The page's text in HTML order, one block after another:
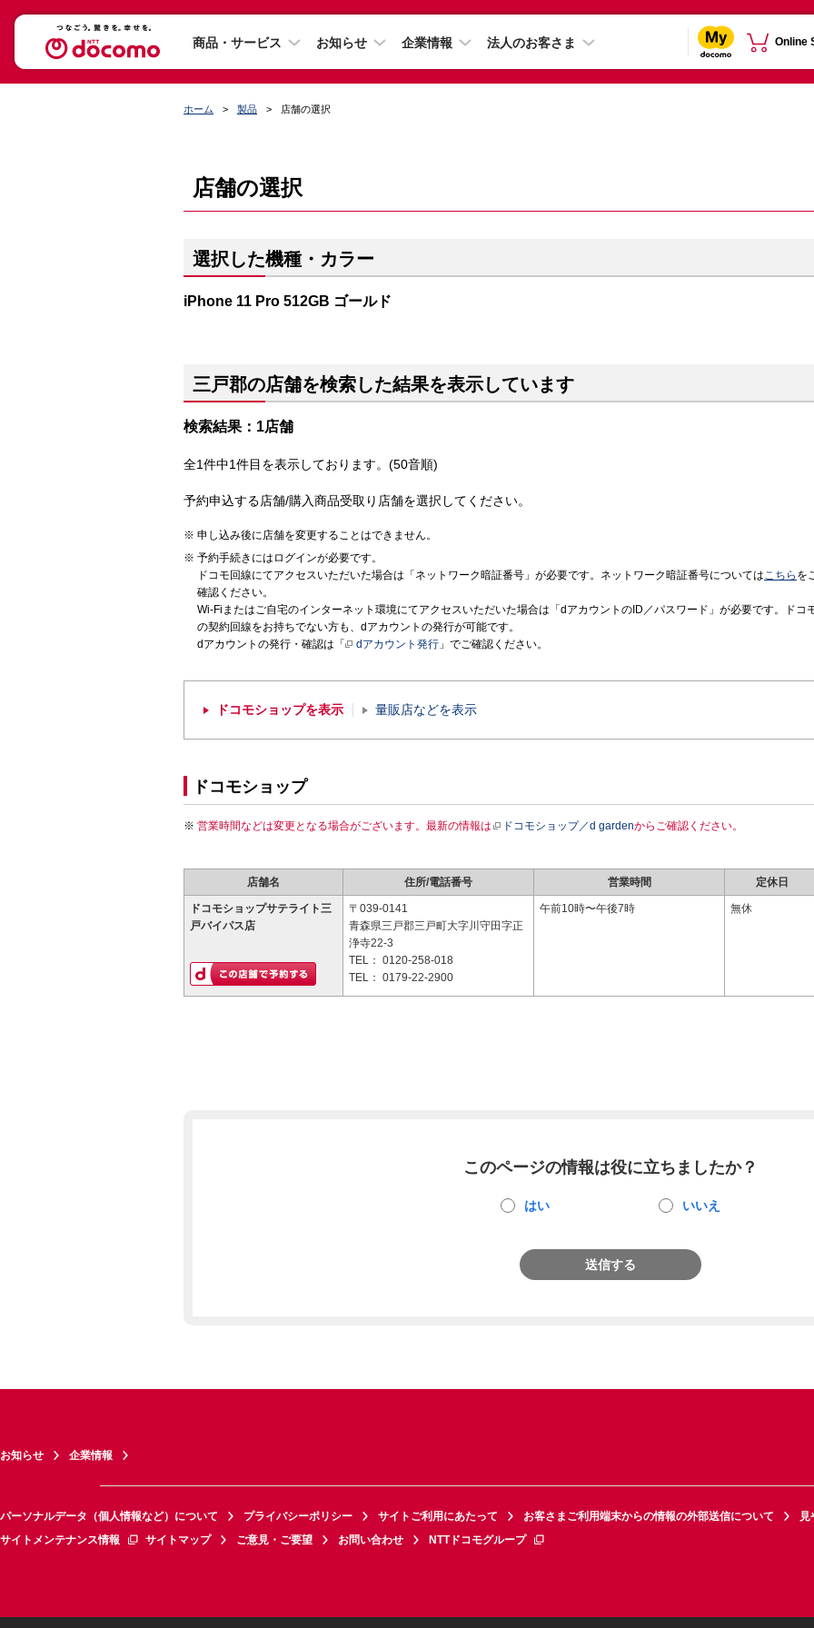
商品・サービス お知らせ 企業情報 法人のお客さま Online
ホーム 製品 店舗の選択
店舗の選択
選択した機種・カラー
iPhone 11 Pro 512GB ゴールド
三戸郡の店舗を検索した結果を表示しています
検索結果：1店舗
全1件中1件目を表示しております。(50音順)
予約申込する店舗/購入商品受取り店舗を選択してください。
申し込み後に店舗を変更することはできません。
予約手続きにはログインが必要です。
ドコモ回線にてアクセスいただいた場合は「ネットワーク暗証番号」が必要です。ネットワーク暗証番号についてはこちら を
確認ください。
Wi-Fiまたはご自宅のインターネット環境にてアクセスいただいた場合は「dアカウントのID／パスワード」が必要です。ドコ
の契約回線をお持ちでない方も、dアカウントの発行が可能です。
dアカウントの発行・確認は「
dアカウント発行 」でご確認ください。
ドコモショップを表示 量販店などを表示
ドコモショップ
営業時間などは変更となる場合がございます。最新の情報は ドコモショップ／d gardenからご確認ください。
店舗名 住所/電話番号 営業時間 定休日
ドコモショップサテライト三
戸バイパス店
〒039-0141
青森県三戸郡三戸町大字川守田字正
浄寺22-3
TEL： 0120-258-018
TEL： 0179-22-2900
午前10時〜午後7時 無休
このページの情報は役に立ちましたか？
はい いいえ
送信する
お知らせ 企業情報
パーソナルデータ（個人情報など）について プライバシーポリシー サイトご利用にあたって お客さまご利用端末からの情報の外部送信について
見
サイトメンテナンス情報
サイトマップ ご意見・ご要望 お問い合わせ NTTドコモグループ